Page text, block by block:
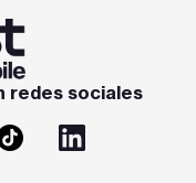
redes sociales